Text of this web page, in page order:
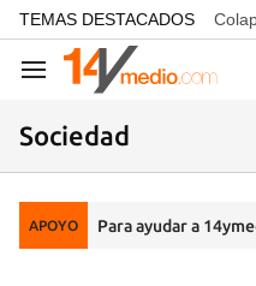
common.go-to-content
TEMAS DESTACADOS
Navegación
Sociedad
APOYO Para ayudar a